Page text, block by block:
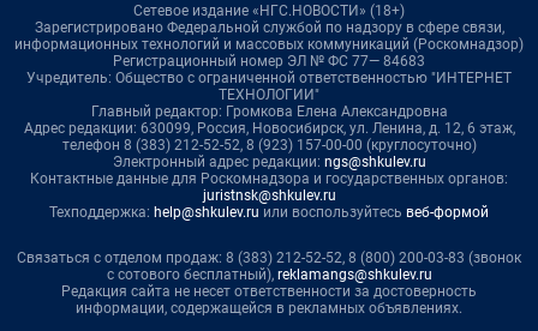
Сетевое издание «НГС.НОВОСТИ» (18+)
Зарегистрировано Федеральной службой по надзору в сфере связи,
информационных технологий и массовых коммуникаций (Роскомнадзор)
Регистрационный номер ЭЛ № ФС 77— 84683
Учредитель: Общество с ограниченной ответственностью "ИНТЕРНЕТ
ТЕХНОЛОГИИ"
Главный редактор: Громкова Елена Александровна
Адрес редакции: 630099, Россия, Новосибирск, ул. Ленина, д. 12, 6 этаж,
телефон 8 (383) 212-52-52, 8 (923) 157-00-00 (круглосуточно)
Электронный адрес редакции: ngs@shkulev.ru
Контактные данные для Роскомнадзора и государственных органов:
juristnsk@shkulev.ru
Техподдержка: help@shkulev.ru или воспользуйтесь веб-формой
Связаться с отделом продаж: 8 (383) 212-52-52, 8 (800) 200-03-83 (звонок
с сотового бесплатный), reklamangs@shkulev.ru
Редакция сайта не несет ответственности за достоверность
информации, содержащейся в рекламных объявлениях.